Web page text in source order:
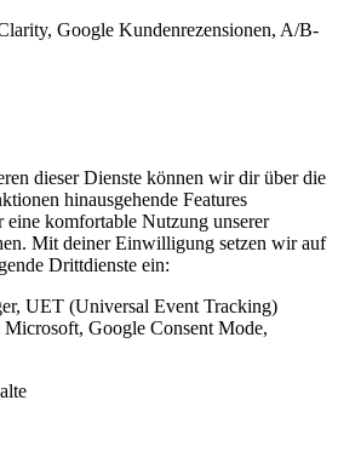
Google Kundenrezensionen, A/B-
dieser Dienste können wir dir über die
hinausgehende Features
eine komfortable Nutzung unserer
Mit deiner Einwilligung setzen wir auf
Drittdienste ein:
UET (Universal Event Tracking)
Google Consent Mode,